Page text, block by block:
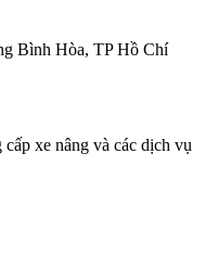
Bình Hòa, TP Hồ Chí
xe nâng và các dịch vụ